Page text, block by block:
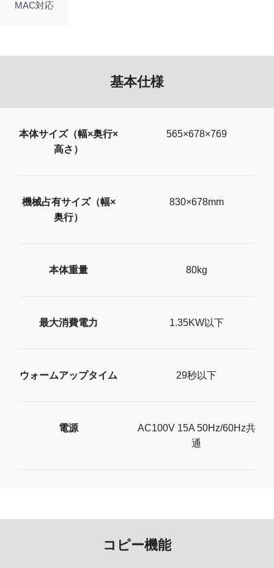
MAC対応
基本仕様
本体サイズ（幅×奥行×
高さ）
565×678×769
機械占有サイズ（幅×
奥行）
830×678mm
本体重量 80kg
最大消費電力 1.35KW以下
ウォームアップタイム 29秒以下
電源
AC100V 15A 50Hz/60Hz共
通
コピー機能